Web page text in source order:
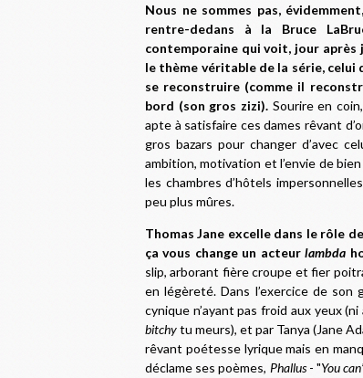
Nous ne sommes pas,
rentre-dedans à la Bruce
contemporaine qui voit, jour après
le thème véritable de la série, celui
se reconstruire (comme il
bord (son gros zizi). Sourire en
apte à satisfaire ces dames rêvant
gros bazars pour changer d’avec
ambition, motivation et l’envie de
les chambres d’hôtels
peu plus mûres.
Thomas Jane excelle dans le rôle
ça vous change un acteurlambda
slip, arborant fière croupe et fier
en légèreté. Dans l’exercice de son
cynique n’ayant pas froid aux yeux
bitchytu meurs), et par Tanya (Jane
rêvant poétesse lyrique mais en
déclame ses poèmes, Phallus- "You